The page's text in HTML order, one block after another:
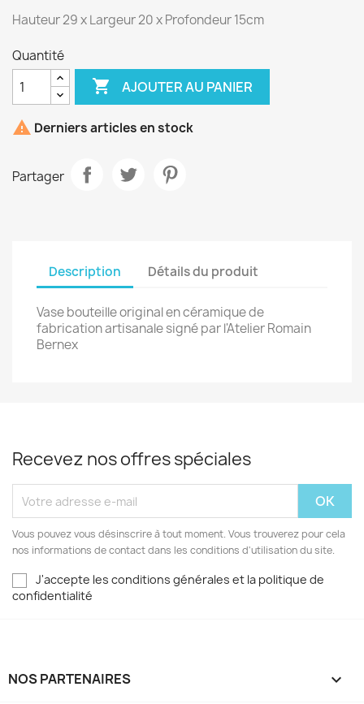
Hauteur 29 x Largeur 20 x Profondeur 15cm
Quantité
 AJOUTER AU PANIER
 Derniers articles en stock
Partager
Description Détails du produit
Vase bouteille original en céramique de
fabrication artisanale signé par l'Atelier Romain
Bernex
Recevez nos offres spéciales
Vous pouvez vous désinscrire à tout moment. Vous trouverez pour cela
nos informations de contact dans les conditions d'utilisation du site.
J'accepte les conditions générales et la politique de
confidentialité
NOS PARTENAIRES 